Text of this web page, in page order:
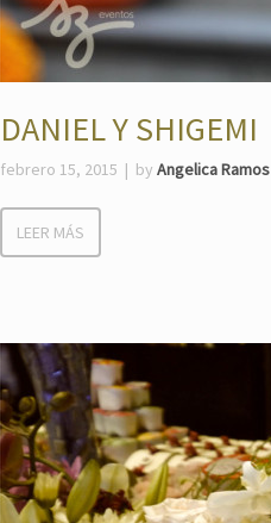
DANIEL Y SHIGEMI
febrero 15, 2015 by Angelica Ramos
LEER MÁS